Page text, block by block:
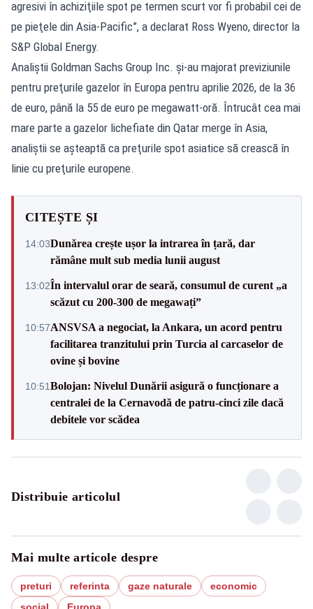
agresivi în achiziţiile spot pe termen scurt vor fi probabil cei de
pe pieţele din Asia-Pacific”, a declarat Ross Wyeno, director la
S&P Global Energy.
Analiştii Goldman Sachs Group Inc. şi-au majorat previziunile
pentru preţurile gazelor în Europa pentru aprilie 2026, de la 36
de euro, până la 55 de euro pe megawatt-oră. Întrucât cea mai
mare parte a gazelor lichefiate din Qatar merge în Asia,
analiştii se aşteaptă ca preţurile spot asiatice să crească în
linie cu preţurile europene.
CITEȘTE ȘI
14:03Dunărea crește ușor la intrarea în țară, dar
rămâne mult sub media lunii august
13:02În intervalul orar de seară, consumul de curent „a
scăzut cu 200-300 de megawați”
10:57ANSVSA a negociat, la Ankara, un acord pentru
facilitarea tranzitului prin Turcia al carcaselor de
ovine și bovine
10:51Bolojan: Nivelul Dunării asigură o funcționare a
centralei de la Cernavodă de patru-cinci zile dacă
debitele vor scădea
Distribuie articolul
Mai multe articole despre
preturi referinta gaze naturale
economic
social
Europa